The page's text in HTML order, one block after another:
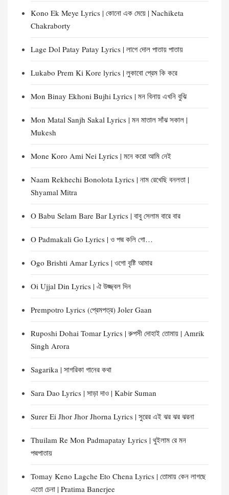
Kono Ek Meye Lyrics | কোনো এক মেয়ে | Nachiketa
Chakraborty
Lage Dol Patay Patay Lyrics | লাগে দোল পাতায় পাতায়
Lukabo Prem Ki Kore lyrics | লুকাবো প্রেম কি করে
Mon Binay Ekhoni Bujhi Lyrics | মন বিনায় এখনি বুঝি
Mon Matal Sanjh Sakal Lyrics | মন মাতাল সাঁঝ সকাল |
Mukesh
Mone Koro Ami Nei Lyrics | মনে করো আমি নেই
Naam Rekhechi Bonolota Lyrics | নাম রেখেছি বনলতা |
Shyamal Mitra
O Babu Selam Bare Bar Lyrics | বাবু সেলাম বারে বার
O Padmakali Go Lyrics | ও পদ্ম কলি গো…
Ogo Brishti Amar Lyrics | ওগো বৃষ্টি আমার
Oi Ujjal Din Lyrics | ঐ উজ্জ্বল দিন
Prempotro Lyrics (প্রেমপত্র) Joler Gaan
Ruposhi Dohai Tomar Lyrics | রুপসী দোহাই তোমায় | Amrik
Singh Arora
Sagarika | সাগরিকা গানের কথা
Sara Dao Lyrics | সাড়া দাও | Kabir Suman
Surer Ei Jhor Jhor Jhorna Lyrics | সুরের এই ঝর ঝর ঝরনা
Thuilam Re Mon Padmapatay Lyrics | থুইলাম রে মন
পদ্মপাতায়
Tomay Keno Lagche Eto Chena Lyrics | তোমায় কেন লাগছে
এতো চেনা | Pratima Banerjee